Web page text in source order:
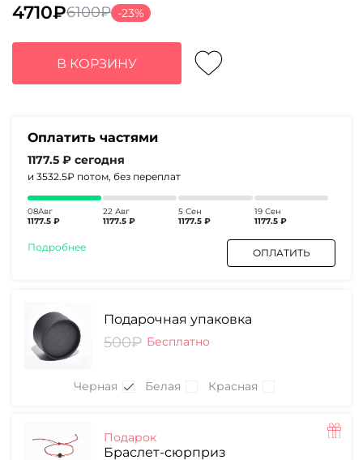
6100₽
Первоначальная
цена
составляла
6100₽.
4710₽
Текущая
цена:
4710₽.
-23%
В КОРЗИНУ
Оплатить частями
1177.5 ₽ сегодня
и 3532.5₽ потом, без переплат
08Авг
1177.5 ₽
22 Авг
1177.5 ₽
5 Сен
1177.5 ₽
19 Сен
1177.5 ₽
Подробнее ОПЛАТИТЬ
Подарочная упаковка
500₽ Бесплатно
Черная Белая Красная
Подарок
Браслет-сюрприз